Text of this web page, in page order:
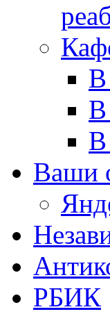
В
В
Ваши
РБИК